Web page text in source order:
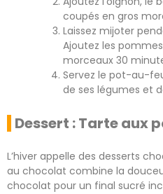
coupés en gros
Laissez mijoter
Ajoutez les
morceaux 30
Servez le pot-au-
de ses légumes et
Dessert : Tarte aux
L’hiver appelle des desserts
au chocolat combine la
chocolat pour un final sucré